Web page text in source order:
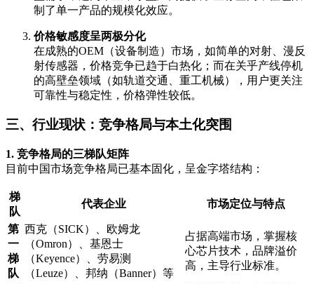
制了单一产品的规模化效应。
价格敏感度呈两极分化
在成熟的OEM（设备制造）市场，如简单的对射、漫反
射传感器，价格竞争已趋于白热化；而在关乎产线停机
的高壁垒领域（如轨道交通、重工机械），用户更关注
可靠性与稳定性，价格弹性较低。
三、行业现状：竞争格局与本土化突围
1. 竞争格局的三梯队矩阵
目前中国市场竞争格局已基本固化，呈金字塔结构：
梯
队
代表企业 市场定位与特点
第
一
梯
队
西克（SICK）、欧姆龙
（Omron）、基恩士
（Keyence）、劳易测
（Leuze）、邦纳（Banner）等
占据高端市场，掌握核
心芯片技术，品牌溢价
高，主导行业标准。